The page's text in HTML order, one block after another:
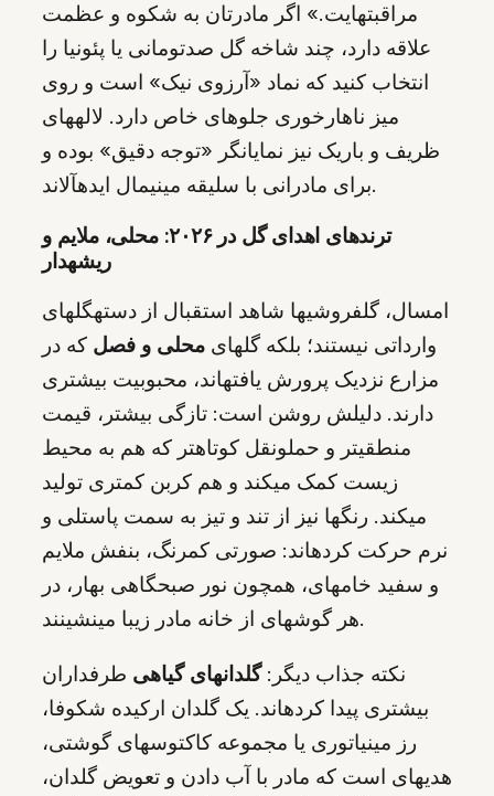
مراقبتهایت.» اگر مادرتان به شکوه و عظمت
علاقه دارد، چند شاخه گل صدتومانی یا پئونیا را
انتخاب کنید که نماد «آرزوی نیک» است و روی
میز ناهارخوری جلوهای خاص دارد. لالههای
ظریف و باریک نیز نمایانگر «توجه دقیق» بوده و
برای مادرانی با سلیقه مینیمال ایدهآلاند.
ترندهای اهدای گل در ۲۰۲۶: محلی، ملایم و
ریشهدار
امسال، گلفروشیها شاهد استقبال از دستهگلهای
وارداتی نیستند؛ بلکه گلهای محلی و فصل که در
مزارع نزدیک پرورش یافتهاند، محبوبیت بیشتری
دارند. دلیلش روشن است: تازگی بیشتر، قیمت
منطقیتر و حملونقل کوتاهتر که هم به محیط
زیست کمک میکند و هم کربن کمتری تولید
میکند. رنگها نیز از تند و تیز به سمت پاستلی و
نرم حرکت کردهاند: صورتی کمرنگ، بنفش ملایم
و سفید خامهای، همچون نور صبحگاهی بهار، در
هر گوشهای از خانه مادر زیبا مینشینند.
نکته جذاب دیگر:گلدانهای گیاهی طرفداران
بیشتری پیدا کردهاند. یک گلدان ارکیده شکوفا،
رز مینیاتوری یا مجموعه کاکتوسهای گوشتی،
هدیهای است که مادر با آب دادن و تعویض گلدان،